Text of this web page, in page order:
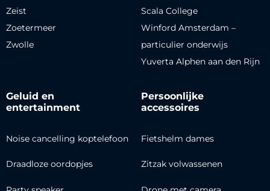
Zeist
Zoetermeer
Zwolle
Scala College
Winford Amsterdam –
particulier onderwijs
Yuverta Alphen aan den Rijn
Geluid en
entertainment
Noise cancelling koptelefoon
Draadloze oordopjes
Persoonlijke
accessoires
Fietshelm dames
Zitzak volwassenen